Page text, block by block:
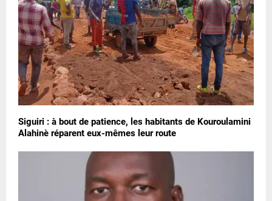
Siguiri : à bout de patience, les habitants de Kouroulamini
Alahinè réparent eux-mêmes leur route